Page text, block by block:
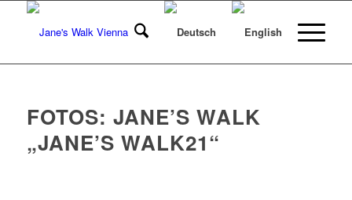
FOTOS: JANE’S WALK
„JANE’S WALK21“